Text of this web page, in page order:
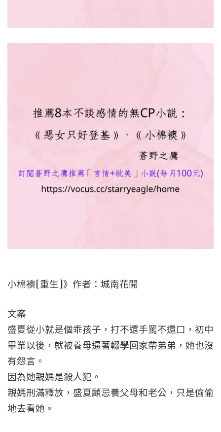
小棉襖[重生]》作者：城南花開
文案
盛夏從小就是個乖孩子，打不還手罵不還口，初中
畢業以後，就被養母逼著輟學回家帶弟弟，她也沒
有怨言。
因為她親媽是殺人犯。
親媽刑滿釋放，盛夏顧忌養父母和老公，只是偷偷
地去看她。